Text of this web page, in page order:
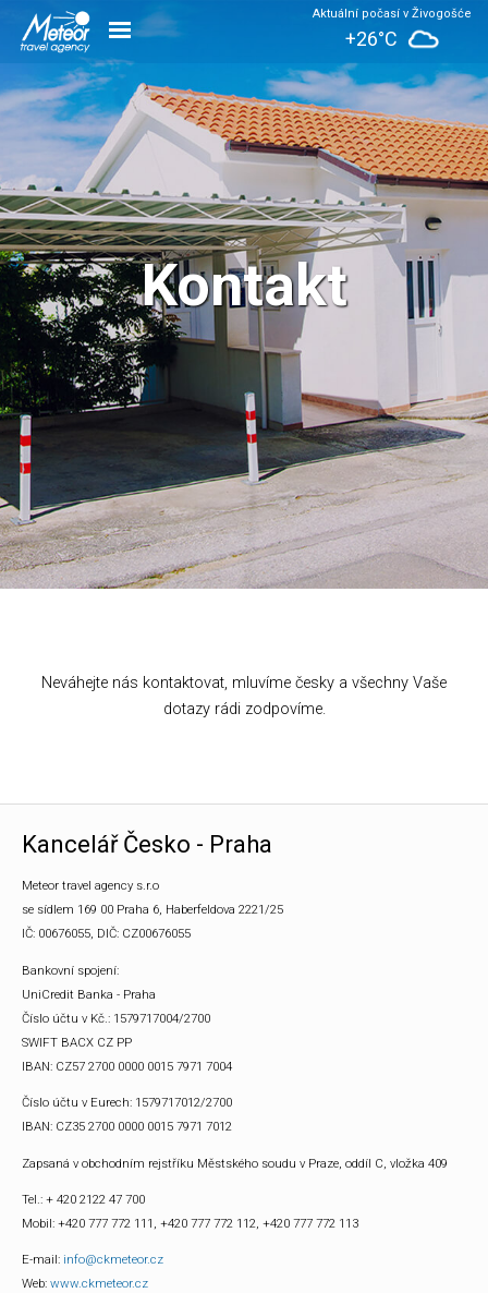
Aktuální počasí v Živogošće
+26°C
Kontakt
Neváhejte nás kontaktovat, mluvíme česky a všechny Vaše
dotazy rádi zodpovíme.
Kancelář Česko - Praha
Meteor travel agency s.r.o
se sídlem 169 00 Praha 6, Haberfeldova 2221/25
IČ: 00676055, DIČ: CZ00676055
Bankovní spojení:
UniCredit Banka - Praha
Číslo účtu v Kč.: 1579717004/2700
SWIFT BACX CZ PP
IBAN: CZ57 2700 0000 0015 7971 7004
Číslo účtu v Eurech: 1579717012/2700
IBAN: CZ35 2700 0000 0015 7971 7012
Zapsaná v obchodním rejstříku Městského soudu v Praze, oddíl C, vložka 409
Tel.: + 420 2122 47 700
Mobil: +420 777 772 111, +420 777 772 112, +420 777 772 113
E-mail: info@ckmeteor.cz
Web: www.ckmeteor.cz